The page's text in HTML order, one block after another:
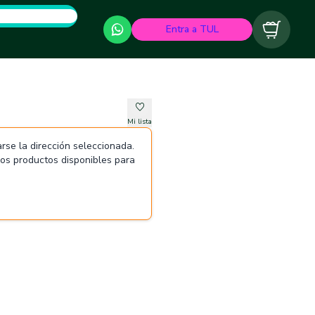
Entra a TUL Carrito
Mi lista
la dirección seleccionada.
productos disponibles para